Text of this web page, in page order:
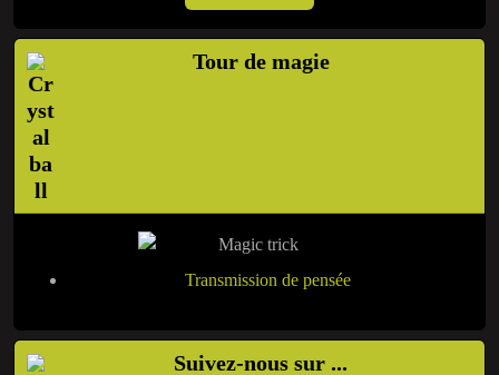
Tour de magie
Transmission de pensée
Suivez-nous sur ...